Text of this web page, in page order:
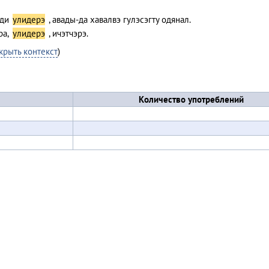
улидерэ , авады-да хавалвэ гулэсэгту одянал.
улидерэ , ичэтчэрэ.
контекст)
Количество употреблений